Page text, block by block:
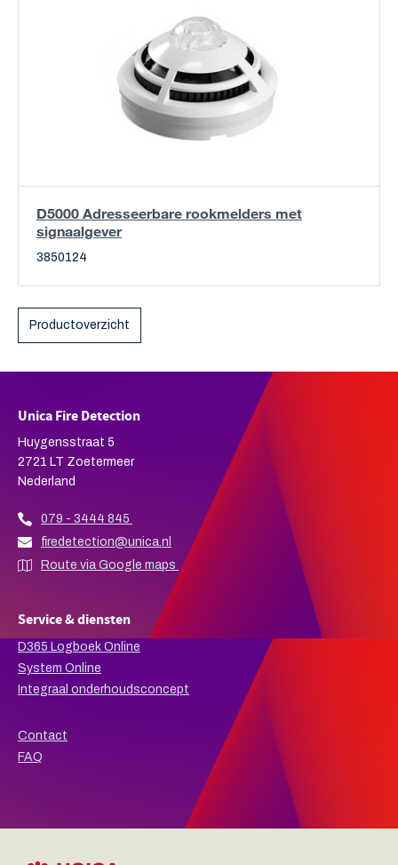
D5000 Adresseerbare rookmelders met
signaalgever
3850124
Productoverzicht
Unica Fire Detection
Huygensstraat 5
2721 LT Zoetermeer
Nederland
079 - 3444 845
firedetection@unica.nl
Route via Google maps
Service & diensten
D365 Logboek Online
System Online
Integraal onderhoudsconcept
Contact
FAQ